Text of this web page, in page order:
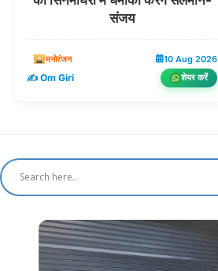
संजय
मनोरंजन 10 Aug 2026
✍️ Om Giri शेयर करें